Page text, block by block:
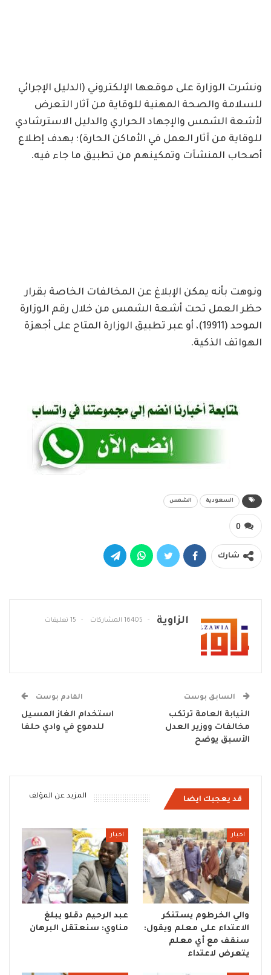
ونشرت الوزارة على موقعها الإلكتروني (الدليل الإجرائي
للسلامة والصحة المهنية للوقاية من آثار التعرض
لأشعة الشمس والإجهاد الحراري والدليل الاسترشادي
للوقاية من آثار العمل في الأماكن الحارة)؛ بهدف إطلاع
أصحاب المنشآت وتمكينهم من تطبيق ما جاء فيه.
ونوهت بأنه يمكن الإبلاغ عن المخالفات الخاصة بقرار
حظر العمل تحت أشعة الشمس من خلال رقم الوزارة
الموحد (19911)، أو عبر تطبيق الوزارة المتاح على أجهزة
الهواتف الذكية.
السعودية الشمس
0
شارك
الزاوية 16405 المشاركات 15 تعليقات
السابق بوست
النيابة العامة ترتكب
مخالفات ووزير العدل
الأسبق يوضح
القادم بوست
استخدام الغاز المسيل
للدموع في وادي حلفا
قد يعجبك ايضا المزيد عن المؤلف
اخبار
والي الخرطوم يستنكر
الاعتداء على معلم ويقول:
سنقف مع أي معلم
يتعرض لاعتداء
اخبار
عبد الرحيم دقلو يبلغ
مناوي: سنعتقل البرهان